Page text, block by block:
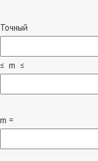
Точный
≤ m ≤
m =